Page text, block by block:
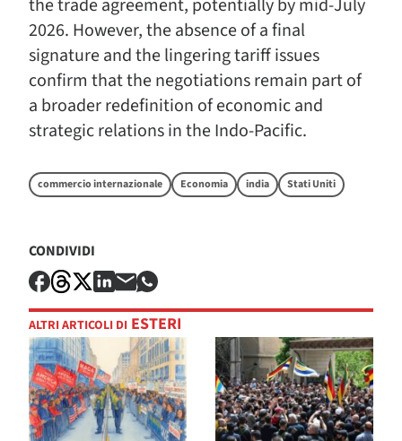
the trade agreement, potentially by mid-July
2026. However, the absence of a final
signature and the lingering tariff issues
confirm that the negotiations remain part of
a broader redefinition of economic and
strategic relations in the Indo-Pacific.
commercio internazionale Economia india Stati Uniti
CONDIVIDI
ALTRI ARTICOLI DI ESTERI